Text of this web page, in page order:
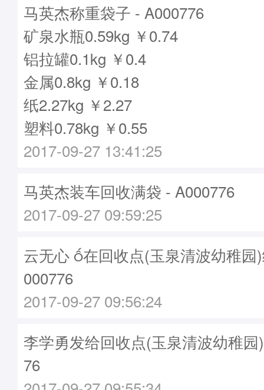
马英杰称重袋子 - A000776
矿泉水瓶0.59kg ￥0.74
铝拉罐0.1kg ￥0.4
金属0.8kg ￥0.18
纸2.27kg ￥2.27
塑料0.78kg ￥0.55
2017-09-27 13:41:25
马英杰装车回收满袋 - A000776
2017-09-27 09:59:25
云无心 在回收点(玉泉清波幼稚园
000776
2017-09-27 09:56:24
李学勇发给回收点(玉泉清波幼稚
76